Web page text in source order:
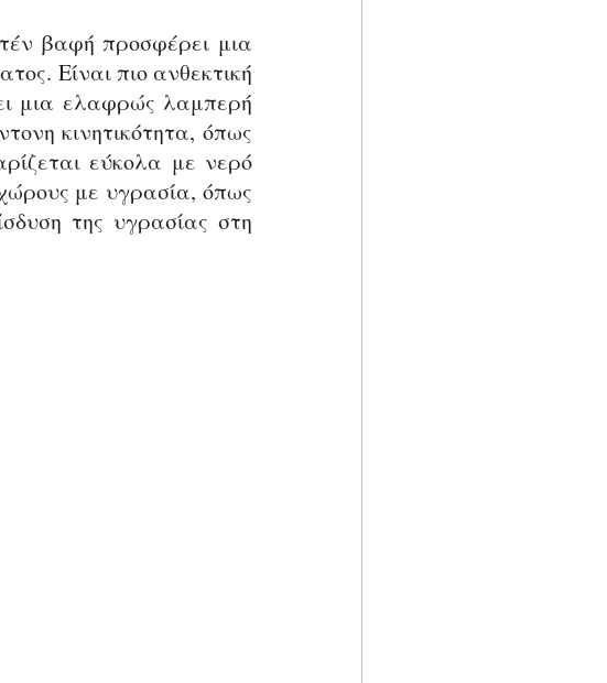
βαφή προσφέρει μια
Είναι πιο ανθεκτική
μια ελαφρώς λαμπερή
κινητικότητα, όπως
εύκολα με νερό
με υγρασία, όπως
της υγρασίας στη